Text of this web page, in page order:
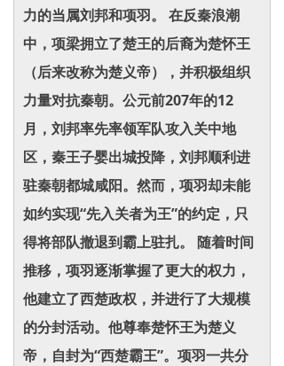
力的当属刘邦和项羽。 在反秦浪潮
中，项梁拥立了楚王的后裔为楚怀王
（后来改称为楚义帝），并积极组织
力量对抗秦朝。公元前207年的12
月，刘邦率先率领军队攻入关中地
区，秦王子婴出城投降，刘邦顺利进
驻秦朝都城咸阳。然而，项羽却未能
如约实现“先入关者为王”的约定，只
得将部队撤退到霸上驻扎。 随着时间
推移，项羽逐渐掌握了更大的权力，
他建立了西楚政权，并进行了大规模
的分封活动。他尊奉楚怀王为楚义
帝，自封为“西楚霸王”。项羽一共分